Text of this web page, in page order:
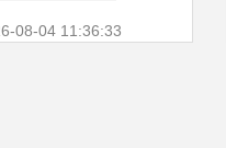
合实物展与专业文
08-04 11:36:33